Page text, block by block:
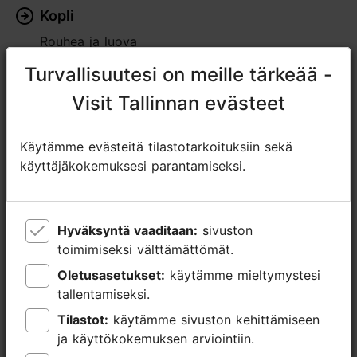
Kopli
Rouhea ja luova
Turvallisuutesi on meille tärkeää -
Visit Tallinnan evästeet
Käytämme evästeitä tilastotarkoituksiin sekä
käyttäjäkokemuksesi parantamiseksi.
Hyväksyntä vaaditaan:
toimimiseksi välttämättömät.
Oletusasetukset:
tallentamiseksi.
Tilastot:
ja käyttökokemuksen arviointiin.
Turvallisuutesi on meille tärkeää -
Visit Tallinnan evästeet
Käytämme evästeitä tilastotarkoituksiin sekä
käyttäjäkokemuksesi parantamiseksi.
Hyväksyntä vaaditaan:
toimimiseksi välttämättömät.
Oletusasetukset:
tallentamiseksi.
Tilastot:
ja käyttökokemuksen arviointiin.